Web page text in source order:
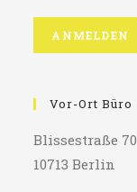
Vor-Ort Büro
Blissestraße 70
10713 Berlin